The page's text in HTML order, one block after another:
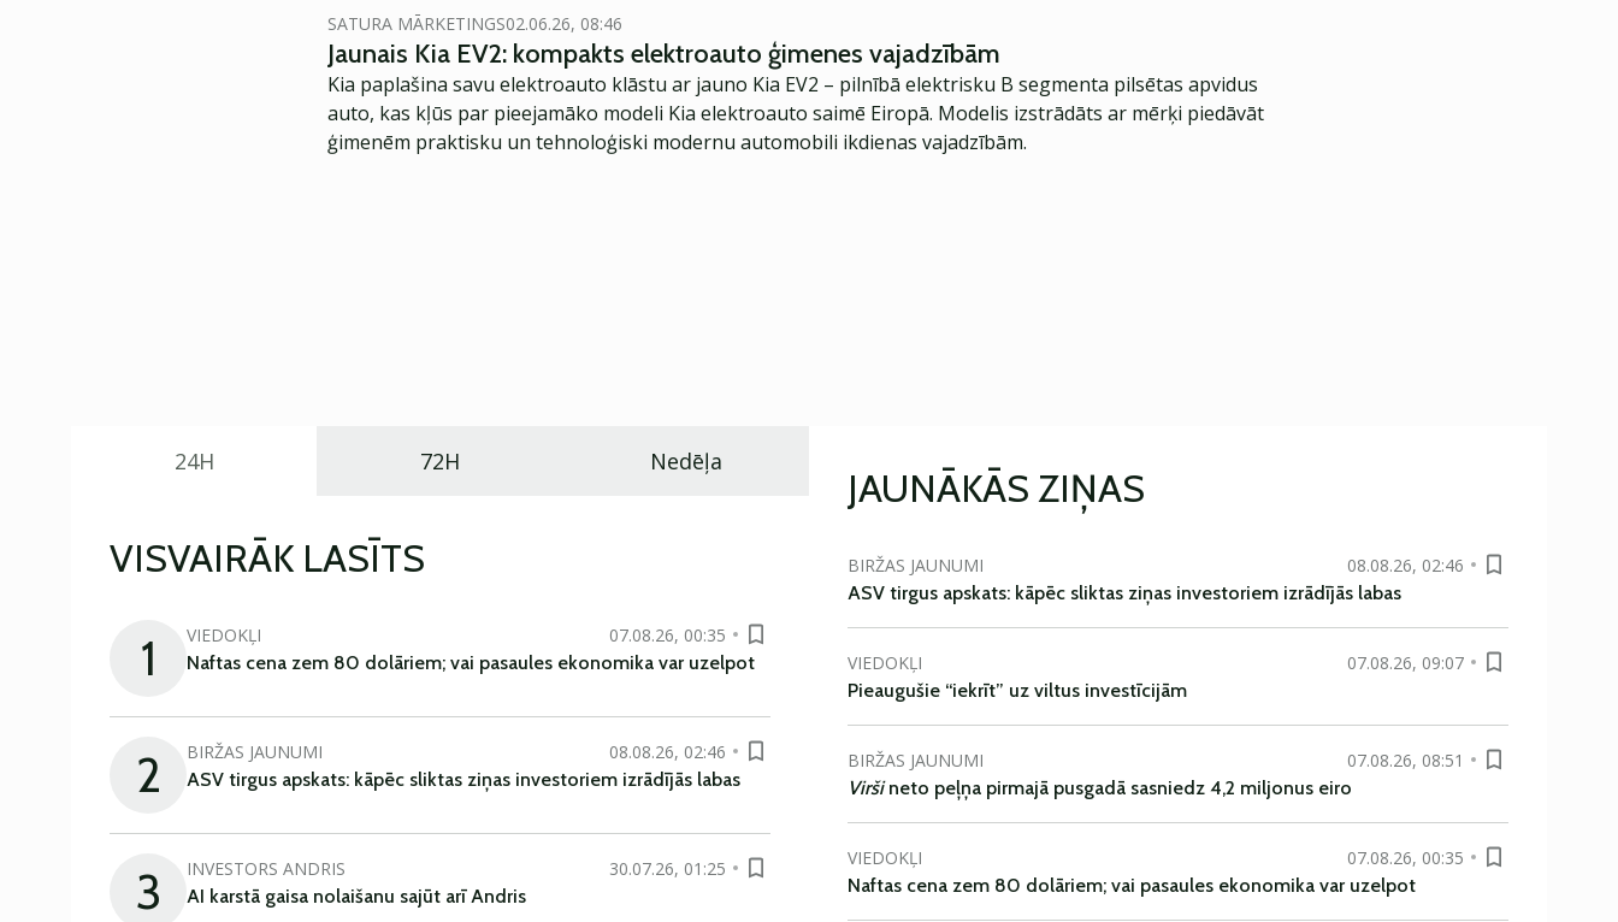
SATURA MĀRKETINGS02.06.26, 08:46
Jaunais Kia EV2: kompakts elektroauto ģimenes vajadzībām
Kia paplašina savu elektroauto klāstu ar jauno Kia EV2 – pilnībā elektrisku B segmenta pilsētas apvidus
auto, kas kļūs par pieejamāko modeli Kia elektroauto saimē Eiropā. Modelis izstrādāts ar mērķi piedāvāt
ģimenēm praktisku un tehnoloģiski modernu automobili ikdienas vajadzībām.
24H 72H Nedēļa
VISVAIRĀK LASĪTS
1 VIEDOKĻI
07.08.26, 00:35
Naftas cena zem 80 dolāriem; vai pasaules ekonomika var uzelpot
2 BIRŽAS JAUNUMI
08.08.26, 02:46
ASV tirgus apskats: kāpēc sliktas ziņas investoriem izrādījās labas
3 INVESTORS ANDRIS
30.07.26, 01:25
AI karstā gaisa nolaišanu sajūt arī Andris
JAUNĀKĀS ZIŅAS
BIRŽAS JAUNUMI
08.08.26, 02:46
ASV tirgus apskats: kāpēc sliktas ziņas investoriem izrādījās labas
VIEDOKĻI
07.08.26, 09:07
Pieaugušie “iekrīt” uz viltus investīcijām
BIRŽAS JAUNUMI
07.08.26, 08:51
Viršineto peļņa pirmajā pusgadā sasniedz 4,2 miljonus eiro
VIEDOKĻI
07.08.26, 00:35
Naftas cena zem 80 dolāriem; vai pasaules ekonomika var uzelpot